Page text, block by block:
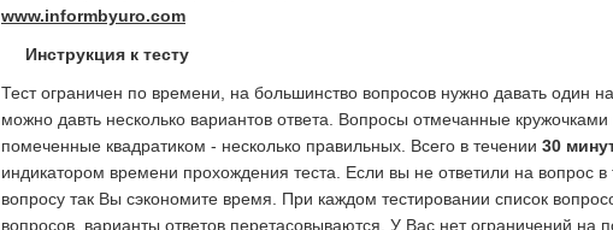
www.informbyuro.com
Инструкция к тесту
Тест ограничен по времени, на большинство вопросов нужно давать один
можно давть несколько вариантов ответа. Вопросы отмечанные
помеченные квадратиком - несколько правильных. Всего в течении 30
индикатором времени прохождения теста. Если вы не ответили на вопрос
вопросу так Вы сэкономите время. При каждом тестировании список
вопросов, варианты ответов перетасовываются. У Вас нет ограничений на